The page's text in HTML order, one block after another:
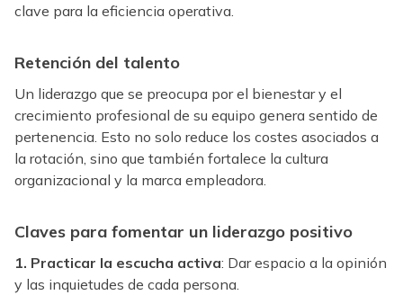
clave para la eficiencia operativa.
Retención del talento
Un liderazgo que se preocupa por el bienestar y el
crecimiento profesional de su equipo genera sentido de
pertenencia. Esto no solo reduce los costes asociados a
la rotación, sino que también fortalece la cultura
organizacional y la marca empleadora.
Claves para fomentar un liderazgo positivo
1. Practicar la escucha activa: Dar espacio a la opinión
y las inquietudes de cada persona.